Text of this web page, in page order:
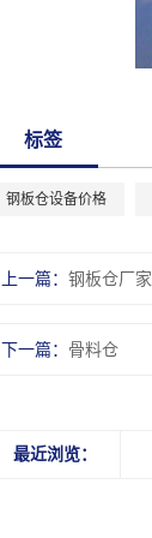
标签
钢板仓设备价格
上一篇： 钢板仓厂家
下一篇： 骨料仓
最近浏览：